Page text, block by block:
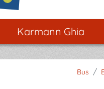
Karmann Ghia
Bus /